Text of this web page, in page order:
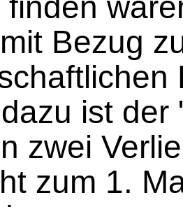
Bezug
ist der
zwei
zum 1.